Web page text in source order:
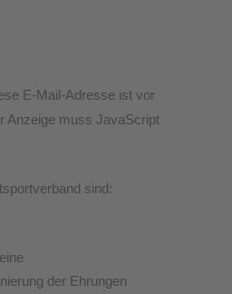
E-Mail-Adresse ist vor
Anzeige muss JavaScript
sind:
der Ehrungen